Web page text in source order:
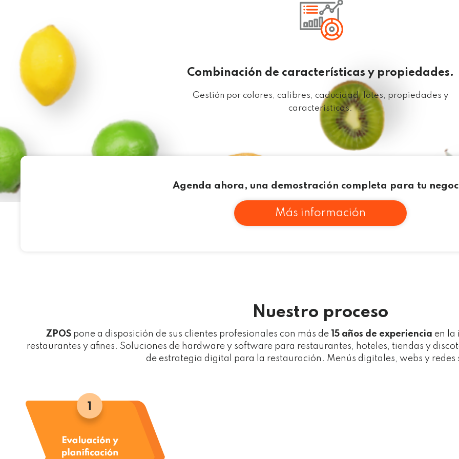
Combinación de características y propiedades.
Gestión por colores, calibres, caducidad, lotes, propiedades y
características.
Agenda ahora, una demostración completa para tu
Más información
Nuestro proceso
ZPOSpone a disposición de sus clientes profesionales con más de 15 años de experiencia en la
restaurantes y afines. Soluciones de hardware y software para restaurantes, hoteles, tiendas y
de estrategia digital para la restauración. Menús digitales, webs y redes